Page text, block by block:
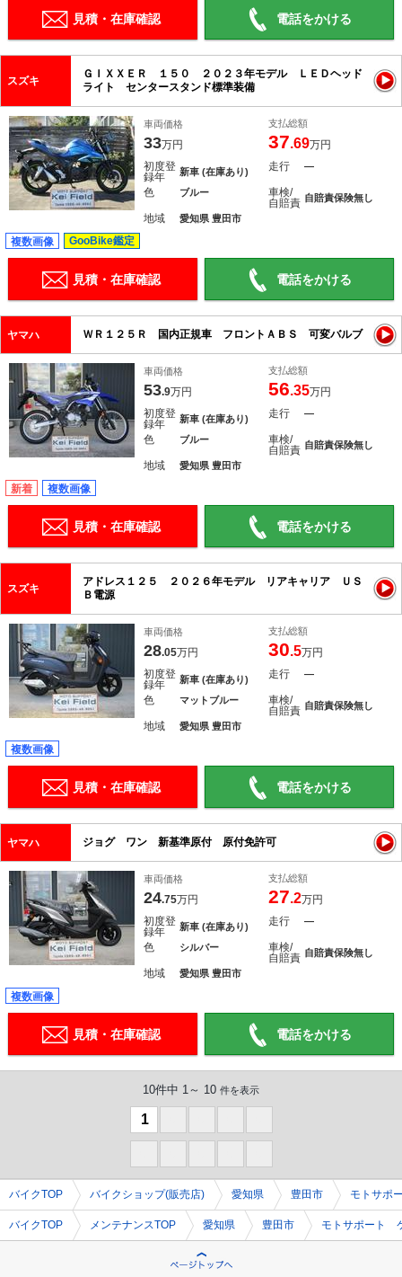
見積・在庫確認 電話をかける
スズキ
ＧＩＸＸＥＲ １５０ ２０２３年モデル ＬＥＤヘッド
ライト センタースタンド標準装備
車両価格
33万円
支払総額
37.69万円
初度登
録年
新車 (在庫あり) 走行 ―
色 ブルー
車検/
自賠責 自賠責保険無し
地域 愛知県 豊田市
複数画像 GooBike鑑定
見積・在庫確認 電話をかける
ヤマハ ＷＲ１２５Ｒ 国内正規車 フロントＡＢＳ 可変バルブ
車両価格
53.9万円
支払総額
56.35万円
初度登
録年
新車 (在庫あり) 走行 ―
色 ブルー
車検/
自賠責 自賠責保険無し
地域 愛知県 豊田市
新着 複数画像
見積・在庫確認 電話をかける
スズキ
アドレス１２５ ２０２６年モデル リアキャリア ＵＳ
Ｂ電源
車両価格
28.05万円
支払総額
30.5万円
初度登
録年
新車 (在庫あり) 走行 ―
色 マットブルー
車検/
自賠責 自賠責保険無し
地域 愛知県 豊田市
複数画像
見積・在庫確認 電話をかける
ヤマハ ジョグ ワン 新基準原付 原付免許可
車両価格
24.75万円
支払総額
27.2万円
初度登
録年
新車 (在庫あり) 走行 ―
色 シルバー
車検/
自賠責 自賠責保険無し
地域 愛知県 豊田市
複数画像
見積・在庫確認 電話をかける
10件中 1～ 10 件を表示
1
バイクTOP バイクショップ(販売店) 愛知県 豊田市 モトサポ
バイクTOP メンテナンスTOP 愛知県 豊田市 モトサポート